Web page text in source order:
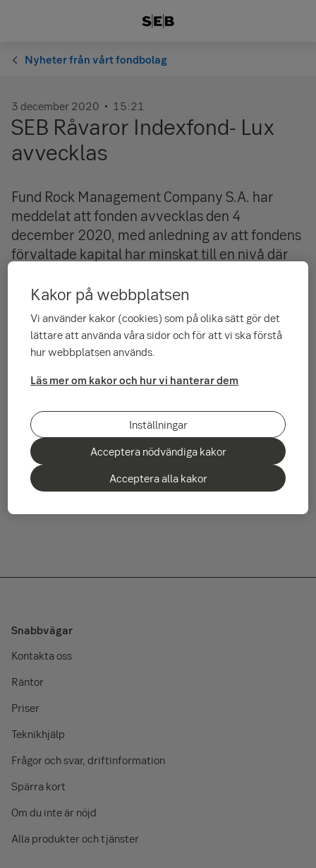
Nyheter från vårt fondbolag
3 december 2020 15:21
SEB Råvaror Indexfond- Lux
avvecklas
Fund Rock Management Company S.A. har
meddelat att fonden avvecklas den 4
december 2020, med anledning av att fondens
förvaltade kapital har minskat till en nivå där
En utbetalning som motsvarar värdet av innehavet vid
tidpunkt för fondens avveckling kommer betalas ut ca en
vecka efter avvecklingen.
informationen om avvecklingen gick ut den 2 december
Isin:
LU1001415154
LU1001434882
Snabbvägar
Kontakta oss
Räntor
Priser
Teknikhjälp
Frågor och svar, driftinformation
Spärra kort
Om du inte är nöjd
Alla produkter och tjänster
Kakor på webbplatsen
Vi använder kakor (cookies) som på olika sätt gör det
lättare att använda våra sidor och för att vi ska förstå
hur webbplatsen används.
Läs mer om kakor och hur vi hanterar dem
Inställningar
Acceptera nödvändiga kakor
Acceptera alla kakor